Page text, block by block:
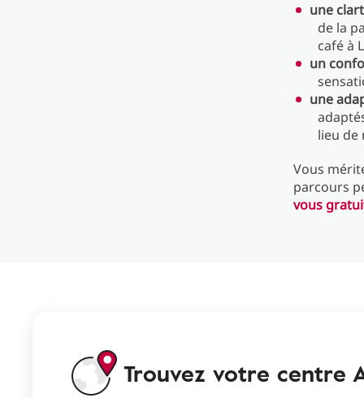
une
de la
café à
un
une
lieu de
Vous
parcours
vous
Trouvez votre centre